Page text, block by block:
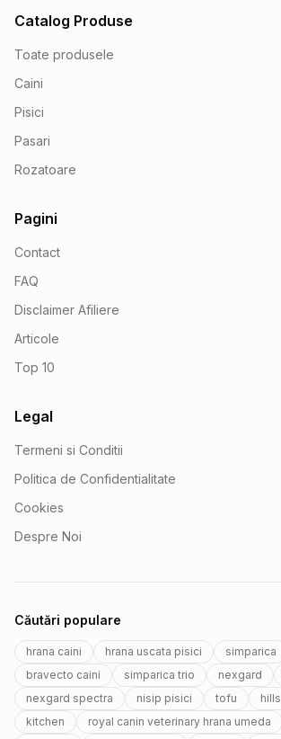
Catalog Produse
Toate produsele
Caini
Pisici
Pasari
Rozatoare
Pagini
Contact
FAQ
Disclaimer Afiliere
Articole
Top 10
Legal
Termeni si Conditii
Politica de Confidentialitate
Cookies
Despre Noi
Căutări populare
hrana caini hrana uscata pisici simparica
bravecto caini
simparica trio nexgard
nexgard spectra
nisip pisici tofu hills
kitchen
royal canin veterinary hrana umeda